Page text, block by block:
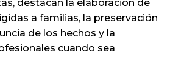
destacan la elaboración de
a familias, la preservación
de los hechos y la
cuando sea